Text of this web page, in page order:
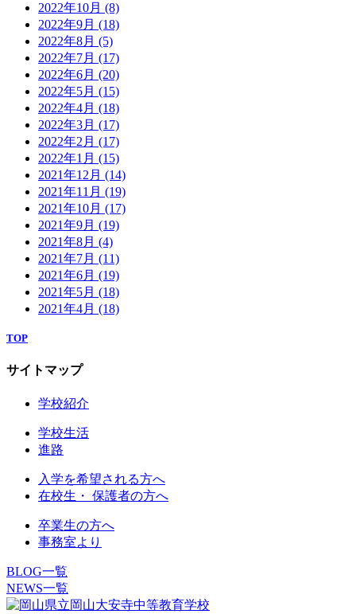
2022年10月 (8)
2022年9月 (18)
2022年8月 (5)
2022年7月 (17)
2022年6月 (20)
2022年5月 (15)
2022年4月 (18)
2022年3月 (17)
2022年2月 (17)
2022年1月 (15)
2021年12月 (14)
2021年11月 (19)
2021年10月 (17)
2021年9月 (19)
2021年8月 (4)
2021年7月 (11)
2021年6月 (19)
2021年5月 (18)
2021年4月 (18)
TOP
サイトマップ
学校紹介
学校生活
進路
入学を希望される方へ
在校生・ 保護者の方へ
卒業生の方へ
事務室より
BLOG一覧
NEWS一覧